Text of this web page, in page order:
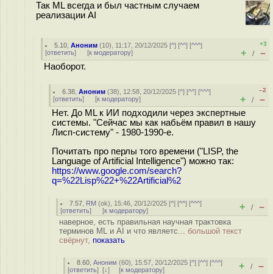
Так ML всегда и был частным случаем
реализации AI
5.10 ,Аноним (10), 11:17, 20/12/2025 [^] [^^] [^^^]
[ответить] [к модератору]
+3
+ / –
Наоборот.
6.38 ,Аноним (38), 12:58, 20/12/2025 [^] [^^] [^^^]
[ответить] [к модератору]
–2
+ / –
Нет. До ML к ИИ подходили через экспертные
системы. "Сейчас мы как набьём правил в нашу
Лисп-систему" - 1980-1990-е.
Почитать про перлы того времени ("LISP, the
Language of Artificial Intelligence") можно так:
https://www.google.com/search?
q=%22Lisp%22+%22Artificial%2
7.57 RM (ok), 15:46, 20/12/2025 [^] [^^] [^^^]
[ответить] [к модератору] + / –
наверное, есть правильная научная трактовка
терминов ML и AI и что являетс... большой текст
свёрнут, показать
8.60 ,Аноним (60), 15:57, 20/12/2025 [^] [^^] [^^^]
[ответить] [↓] [к модератору] + / –